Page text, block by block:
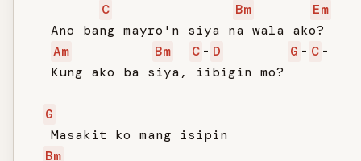
C
Bm
Em
   Ano bang mayro'n siya na wala ako?
Am
Bm C - D G - C -
   Kung ako ba siya, iibigin mo?
G
   Masakit ko mang isipin
Bm